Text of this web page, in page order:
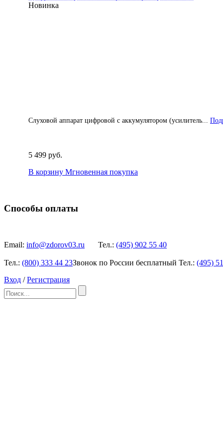
Новинка
Слуховой аппарат цифровой с аккумулятором (усилитель...
5 499 руб.
В корзину Мгновенная покупка
Способы оплаты
Email: info@zdorov03.ru Тел.: (495) 902 55 40
Тел.: (800) 333 44 23Звонок по России бесплатный Тел.: (495)
Вход /Регистрация